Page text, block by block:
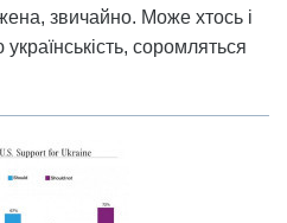
звичайно. Може хтось і
соромляться